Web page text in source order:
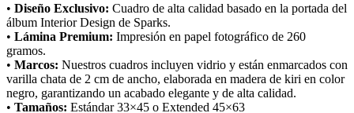
• Diseño Exclusivo: Cuadro de alta calidad basado en la portada del
álbum Interior Design de Sparks.
• Lámina Premium: Impresión en papel fotográfico de 260
gramos.
• Marcos: Nuestros cuadros incluyen vidrio y están enmarcados con
varilla chata de 2 cm de ancho, elaborada en madera de kiri en color
negro, garantizando un acabado elegante y de alta calidad.
• Tamaños: Estándar 33×45 o Extended 45×63